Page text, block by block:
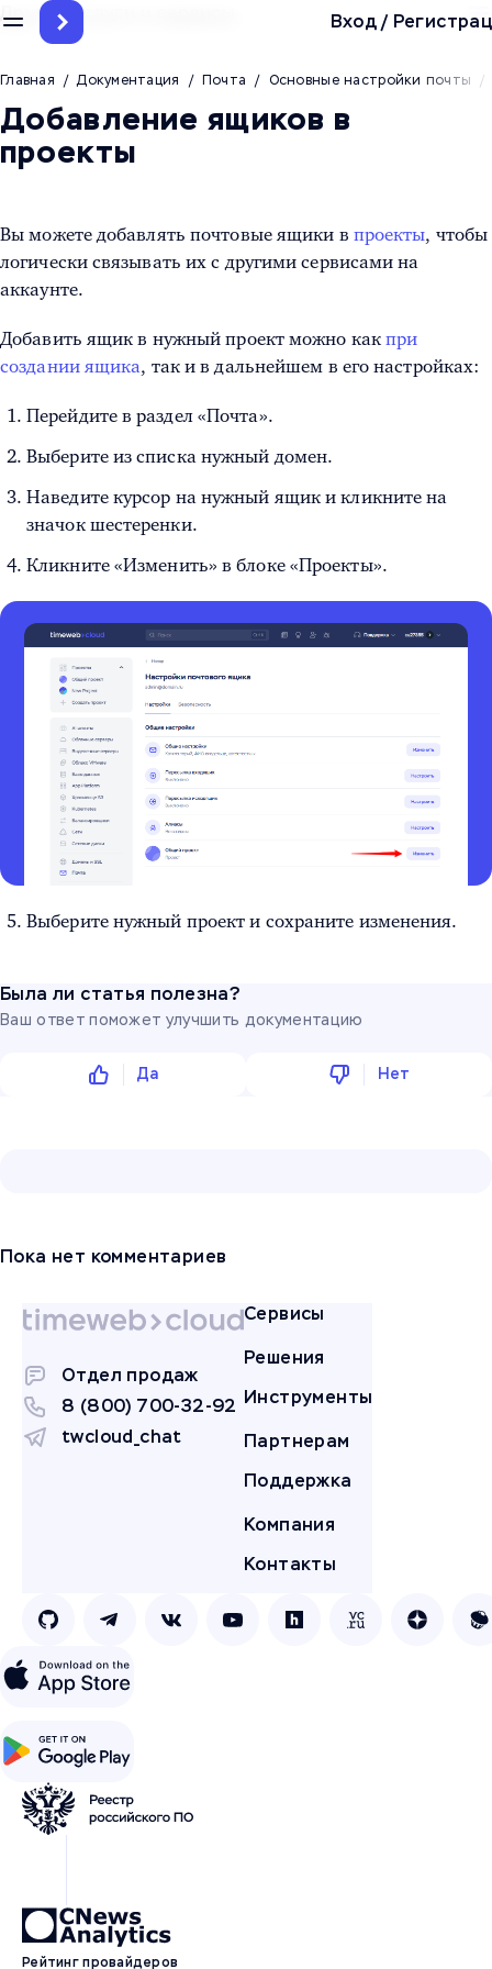
Вход/
Другие услуги и сервисы
Главная / Документация / Почта / Основные настройки почты /
Добавление ящиков в
проекты
Вы можете добавлять почтовые ящики в проекты, чтобы
логически связывать их с другими сервисами на
аккаунте.
Добавить ящик в нужный проект можно какпри
создании ящика, так и в дальнейшем в его настройках:
Перейдите в раздел «Почта».
Выберите из списка нужный домен.
Наведите курсор на нужный ящик и кликните на
значок шестеренки.
Кликните «Изменить» в блоке «Проекты».
Выберите нужный проект и сохраните изменения.
Была ли статья полезна?
Ваш ответ поможет улучшить документацию
Да Нет
Пока нет комментариев
Отдел продаж
8 (800) 700-32-92
twcloud_chat
Сервисы
Решения
Инструменты
Партнерам
Поддержка
Компания
Контакты
Рейтинг провайдеров